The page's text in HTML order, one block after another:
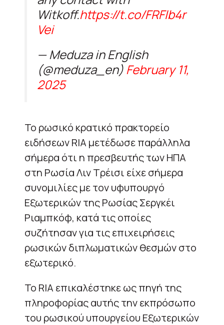
Witkoff.https://t.co/FRFIb4r
Vei
— Meduza in English
(@meduza_en) February 11,
2025
Το ρωσικό κρατικό πρακτορείο
ειδήσεων RIA μετέδωσε παράλληλα
σήμερα ότι η πρεσβευτής των ΗΠΑ
στη Ρωσία Λιν Τρέισι είχε σήμερα
συνομιλίες με τον υφυπουργό
Εξωτερικών της Ρωσίας Σεργκέι
Ριαμπκόφ, κατά τις οποίες
συζήτησαν για τις επιχειρήσεις
ρωσικών διπλωματικών θεσμών στο
εξωτερικό.
Το RIA επικαλέστηκε ως πηγή της
πληροφορίας αυτής την εκπρόσωπο
του ρωσικού υπουργείου Εξωτερικών